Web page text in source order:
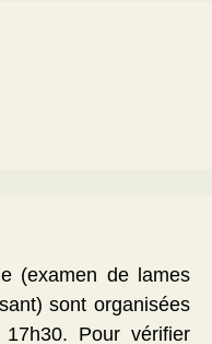
(examen de lames
sont organisées
Pour vérifier